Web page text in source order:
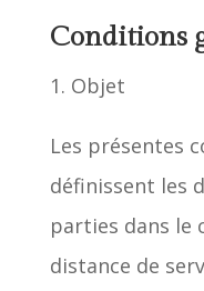
Conditions
1. Objet
Les présentes
définissent les
parties dans le
distance de